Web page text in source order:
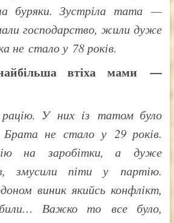
буряки. Зустріла тата —
господарство, жили дуже
не стало у 78 років.
втіха мами —
У них із татом було
Брата не стало у 29 років.
на заробітки, а дуже
змусили піти у партію.
виник якийсь конфлікт,
Важко то все було,